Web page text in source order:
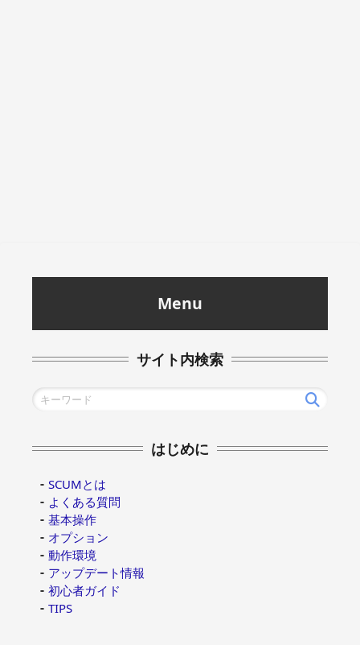
Menu
サイト内検索
はじめに
SCUMとは
よくある質問
基本操作
オプション
動作環境
アップデート情報
初心者ガイド
TIPS